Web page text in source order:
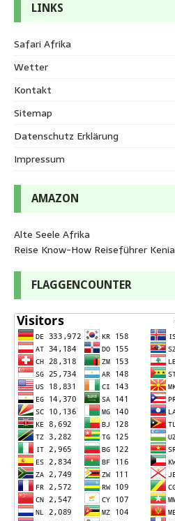
LINKS
Safari Afrika
Wetter
Kontakt
Sitemap
Datenschutz Erklärung
Impressum
AMAZON
Alte Seele Afrika
Reise Know-How Reiseführer Kenia
FLAGGENCOUNTER